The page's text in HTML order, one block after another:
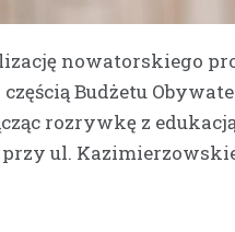
nowatorskiego
Budżetu
rozrywkę z
ul.